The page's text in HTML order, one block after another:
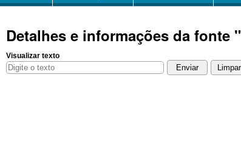
Detalhes e informações da fonte
Visualizar texto